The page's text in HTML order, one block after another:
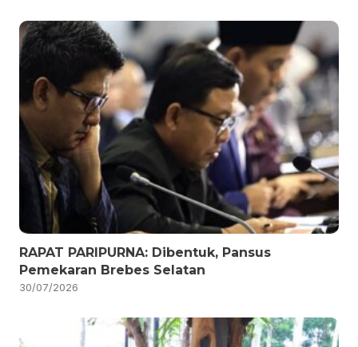
RAPAT PARIPURNA: Dibentuk, Pansus
Pemekaran Brebes Selatan
30/07/2026